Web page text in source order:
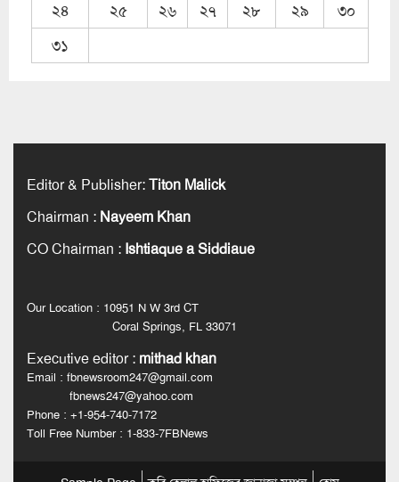
২৪
২৫ ২৬ ২৭ ২৮ ২৯
৩০
৩১
Editor & Publisher:Titon Malick
Chairman : Nayeem Khan
CO Chairman : Ishtiaque a Siddiaue
Our Location : 10951 N W 3rd CT
Coral Springs, FL 33071
Executive editor: mithad khan
Email : fbnewsroom247@gmail.com
fbnews247@yahoo.com
Phone : +1-954-740-7172
Toll Free Number : 1-833-7FBNews